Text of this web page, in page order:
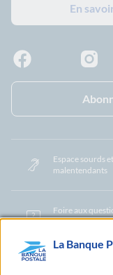
En
Espace sourds et
malentendants
Foire aux
centre d'aide
La Banque